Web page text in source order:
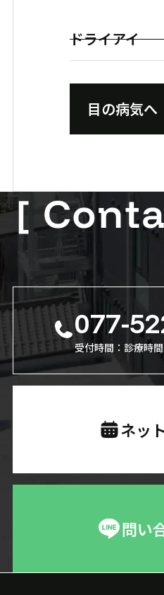
ドライアイ
目の病気へ
077-
受付時間：診療時
ネッ
問い